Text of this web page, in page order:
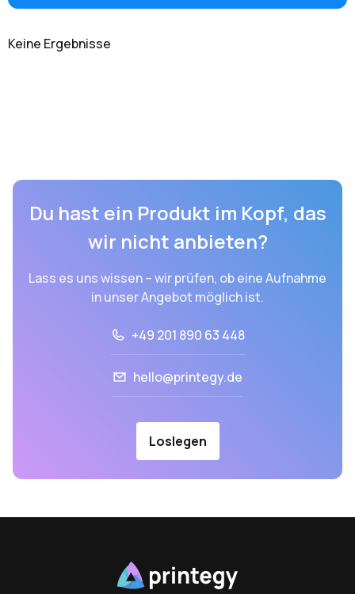
Keine Ergebnisse
Du hast ein Produkt im Kopf, das
wir nicht anbieten?
Lass es uns wissen – wir prüfen, ob eine Aufnahme
in unser Angebot möglich ist.
+49 201 890 63 448
hello@printegy.de
Loslegen